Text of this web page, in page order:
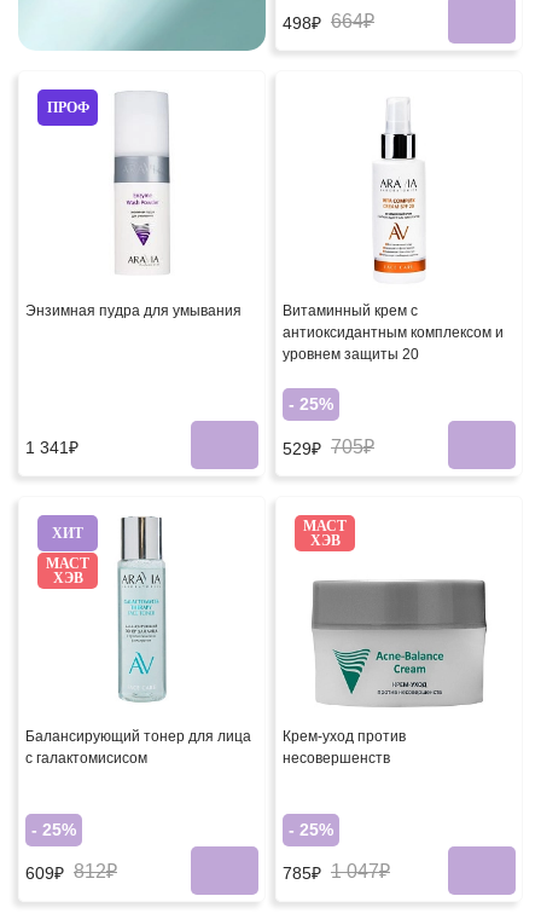
498₽ 664₽
ПРОФ
Энзимная пудра для умывания
1 341₽
Витаминный крем с
антиоксидантным комплексом и
уровнем защиты 20
- 25%
529₽ 705₽
ХИТ
МАСТ
ХЭВ
Балансирующий тонер для лица
с галактомисисом
- 25%
609₽ 812₽
МАСТ
ХЭВ
Крем-уход против
несовершенств
- 25%
785₽ 1 047₽